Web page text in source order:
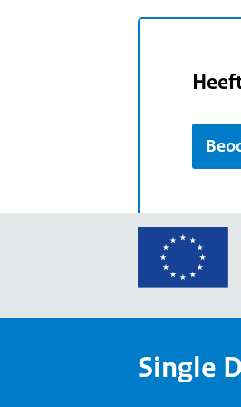
Single